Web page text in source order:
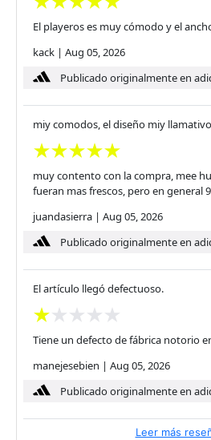
El playeros es muy cómodo y el
kack | Aug 05, 2026
Publicado originalmente en
miy comodos, el diseño miy llamativo
muy contento con la compra, mee
fueran mas frescos, pero en general
juandasierra | Aug 05, 2026
Publicado originalmente en
El artículo llegó defectuoso.
Tiene un defecto de fábrica notorio
manejesebien | Aug 05, 2026
Publicado originalmente en
Leer más